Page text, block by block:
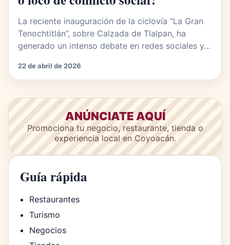
La reciente inauguración de la ciclovía “La Gran
Tenochtitlán”, sobre Calzada de Tlalpan, ha
generado un intenso debate en redes sociales y…
22 de abril de 2026
ANÚNCIATE AQUÍ
Promociona tu negocio, restaurante, tienda o
experiencia local en Coyoacán.
Guía rápida
Restaurantes
Turismo
Negocios